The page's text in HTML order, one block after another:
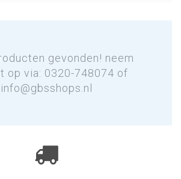
gevonden! neem
op via: 0320-748074 of
info@gbsshops.nl